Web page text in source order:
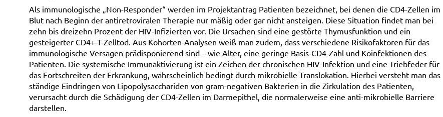
Als immunologische „Non-Responder“ werden im Projektantrag Patienten bezeichnet, bei denen die CD4-Zellen im
Blut nach Beginn der antiretroviralen Therapie nur mäßig oder gar nicht ansteigen. Diese Situation findet man bei
zehn bis dreizehn Prozent der HIV-Infizierten vor. Die Ursachen sind eine gestörte Thymusfunktion und ein
gesteigerter CD4+-T-Zelltod. Aus Kohorten-Analysen weiß man zudem, dass verschiedene Risikofaktoren für das
immunologische Versagen prädisponierend sind – wie Alter, eine geringe Basis-CD4-Zahl und Koinfektionen des
Patienten. Die systemische Immunaktivierung ist ein Zeichen der chronischen HIV-Infektion und eine Triebfeder für
das Fortschreiten der Erkrankung, wahrscheinlich bedingt durch mikrobielle Translokation. Hierbei versteht man das
ständige Eindringen von Lipopolysacchariden von gram-negativen Bakterien in die Zirkulation des Patienten,
verursacht durch die Schädigung der CD4-Zellen im Darmepithel, die normalerweise eine anti-mikrobielle Barriere
darstellen.